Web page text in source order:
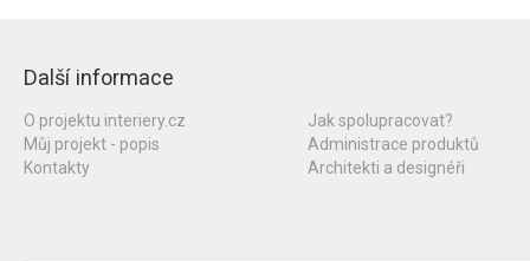
Další informace
O projektu interiery.cz
Můj projekt - popis
Kontakty
Jak spolupracovat?
Administrace produktů
Architekti a designéři